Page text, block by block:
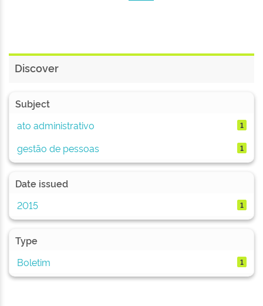
Discover
Subject
ato administrativo
1
gestão de pessoas 1
Date issued
2015
1
Type
Boletim
1